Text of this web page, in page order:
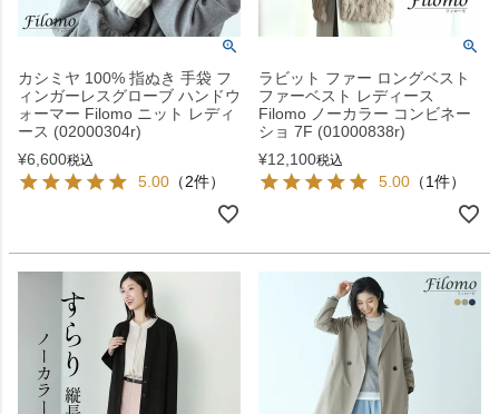
カシミヤ 100% 指ぬき 手袋 フ
ィンガーレスグローブ ハンドウ
ォーマー Filomo ニット レディ
ース (02000304r)
¥6,600税込
5.00 （2件）
ラビット ファー ロングベスト
ファーベスト レディース
Filomo ノーカラー コンビネー
ショ 7F (01000838r)
¥12,100税込
5.00 （1件）